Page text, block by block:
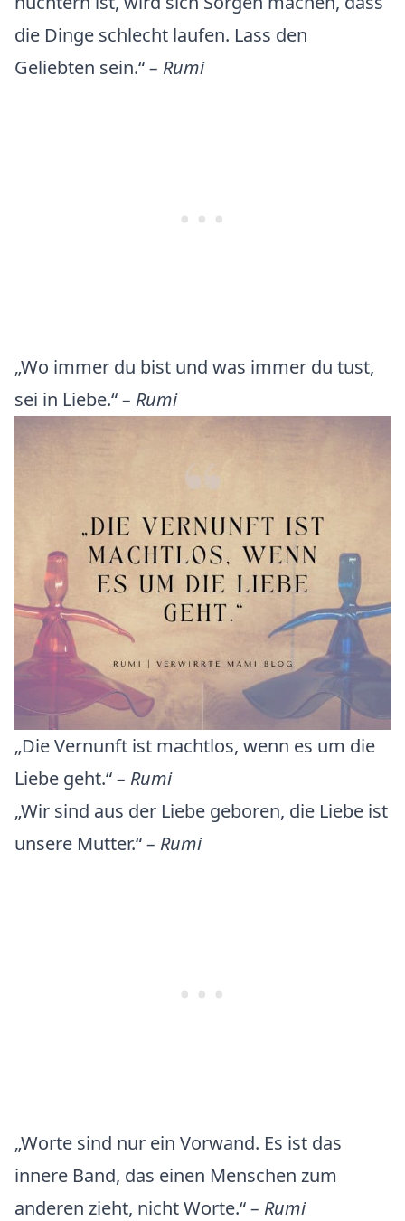
die Dinge schlecht laufen. Lass den
Geliebten sein.“– Rumi
„Wo immer du bist und was immer du tust,
sei in Liebe.“– Rumi
„Die Vernunft ist machtlos, wenn es um die
Liebe geht.“– Rumi
„Wir sind aus der Liebe geboren, die Liebe ist
unsere Mutter.“– Rumi
„Worte sind nur ein Vorwand. Es ist das
innere Band, das einen Menschen zum
anderen zieht, nicht Worte.“– Rumi